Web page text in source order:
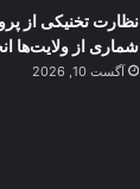
نظارت تخنیکی از
شماری از ولایت‌ها
آگست 10, 2026